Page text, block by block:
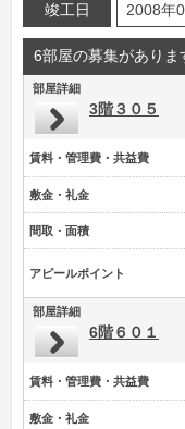
竣工日
2008年
6部屋の募集がありま
部屋詳細
3階３０５
賃料・管理費・共益費
敷金・礼金
間取・面積
アピールポイント
部屋詳細
6階６０１
賃料・管理費・共益費
敷金・礼金